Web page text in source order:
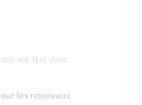
voir que vous
les nouveaux